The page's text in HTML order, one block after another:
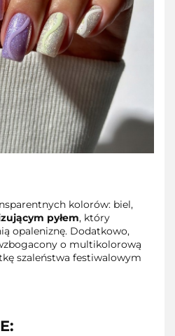
kolorów: biel,
pyłem, który
opaleniznę. Dodatkowo,
o multikolorową
szaleństwa festiwalowym